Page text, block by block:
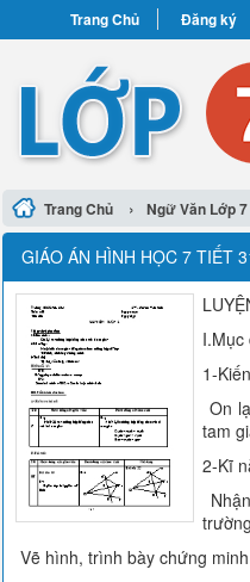
Trang Chủ Đăng ký
Trang Chủ › Ngữ Văn Lớp 7
GIÁO ÁN HÌNH HỌC 7 TIẾT
I.Mục
1-
On
tam
2-Kĩ
Vẽ hình, trình bày chứng minh